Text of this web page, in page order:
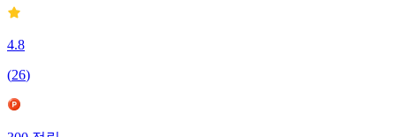
4.8
(26)